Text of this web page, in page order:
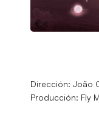
Dirección: João
Producción: Fly